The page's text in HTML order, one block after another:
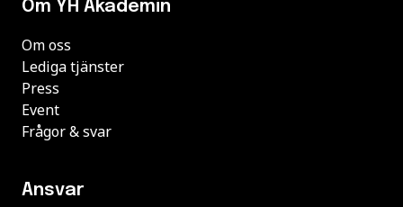
Om YH Akademin
Om oss
Lediga tjänster
Press
Event
Frågor & svar
Ansvar